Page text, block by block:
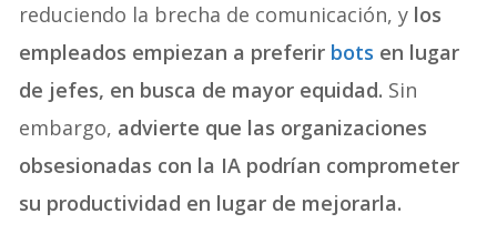
reduciendo la brecha de comunicación, y los
empleados empiezan a preferir bots en lugar
de jefes, en busca de mayor equidad. Sin
embargo, advierte que las organizaciones
obsesionadas con la IA podrían comprometer
su productividad en lugar de mejorarla.